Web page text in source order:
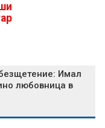
Имал
любовница в